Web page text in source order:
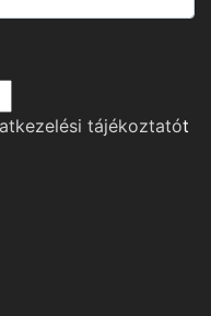
tájékoztatót